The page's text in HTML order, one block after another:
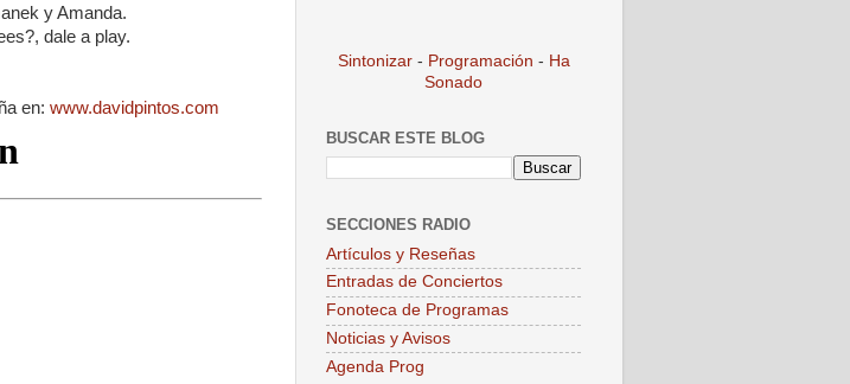
y Amanda.
dale a play.
en: www.davidpintos.com
Sintonizar - Programación - Ha
Sonado
BUSCAR ESTE BLOG
SECCIONES RADIO
Artículos y Reseñas
Entradas de Conciertos
Fonoteca de Programas
Noticias y Avisos
Agenda Prog